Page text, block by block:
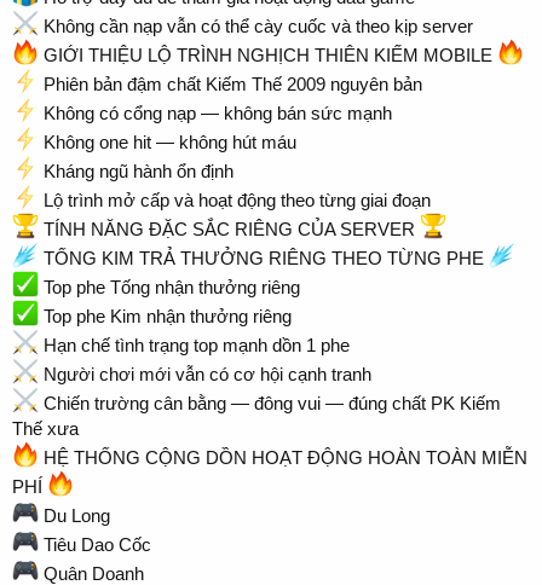
Không cần nạp vẫn có thể cày cuốc và theo kịp server
GIỚI THIỆU LỘ TRÌNH NGHỊCH THIÊN KIẾM MOBILE
Phiên bản đậm chất Kiếm Thế 2009 nguyên bản
Không có cổng nạp — không bán sức mạnh
Không one hit — không hút máu
Kháng ngũ hành ổn định
Lộ trình mở cấp và hoạt động theo từng giai đoạn
TÍNH NĂNG ĐẶC SẮC RIÊNG CỦA SERVER
TỐNG KIM TRẢ THƯỞNG RIÊNG THEO TỪNG PHE
Top phe Tống nhận thưởng riêng
Top phe Kim nhận thưởng riêng
Hạn chế tình trạng top mạnh dồn 1 phe
Người chơi mới vẫn có cơ hội cạnh tranh
Chiến trường cân bằng — đông vui — đúng chất PK Kiếm
Thế xưa
HỆ THỐNG CỘNG DỒN HOẠT ĐỘNG HOÀN TOÀN MIỄN
PHÍ
Du Long
Tiêu Dao Cốc
Quân Doanh